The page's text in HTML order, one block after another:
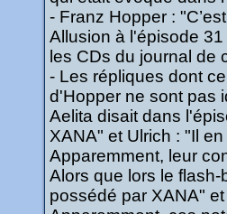
- Franz Hopper :
Allusion à l'épisode
les CDs du journal de
- Les répliques dont
d'Hopper ne sont pas
Aelita disait dans
XANA" et Ulrich : "Il
Apparemment, leur
Alors que lors le
possédé par XANA"